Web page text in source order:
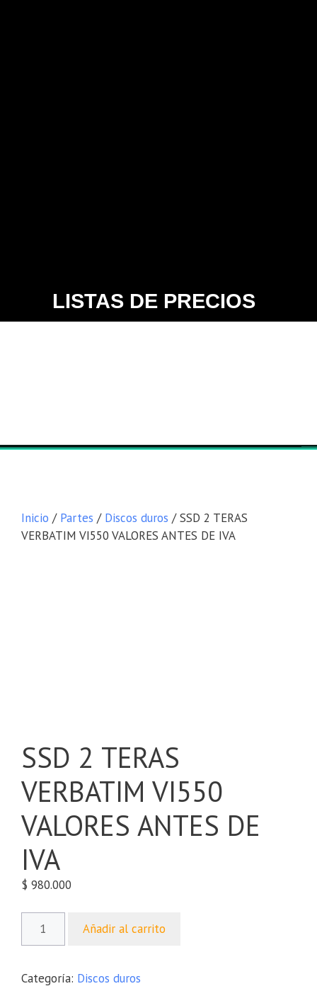
LISTAS DE PRECIOS
Inicio / Partes / Discos duros / SSD 2 TERAS
VERBATIM VI550 VALORES ANTES DE IVA
SSD 2 TERAS
VERBATIM VI550
VALORES ANTES DE
IVA
$ 980.000
Añadir al carrito
Categoría: Discos duros